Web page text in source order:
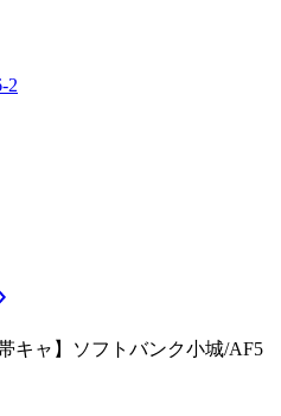
2
キャ】ソフトバンク小城/AF5